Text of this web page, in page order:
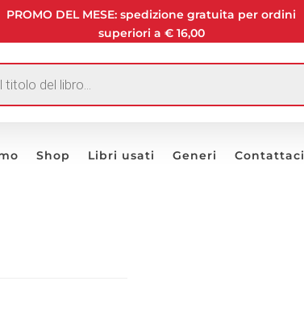
PROMO DEL MESE: spedizione gratuita per ordini
superiori a € 16,00
Shop Libri usati Generi Contattaci